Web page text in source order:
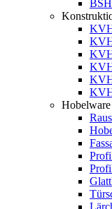
Hobelware